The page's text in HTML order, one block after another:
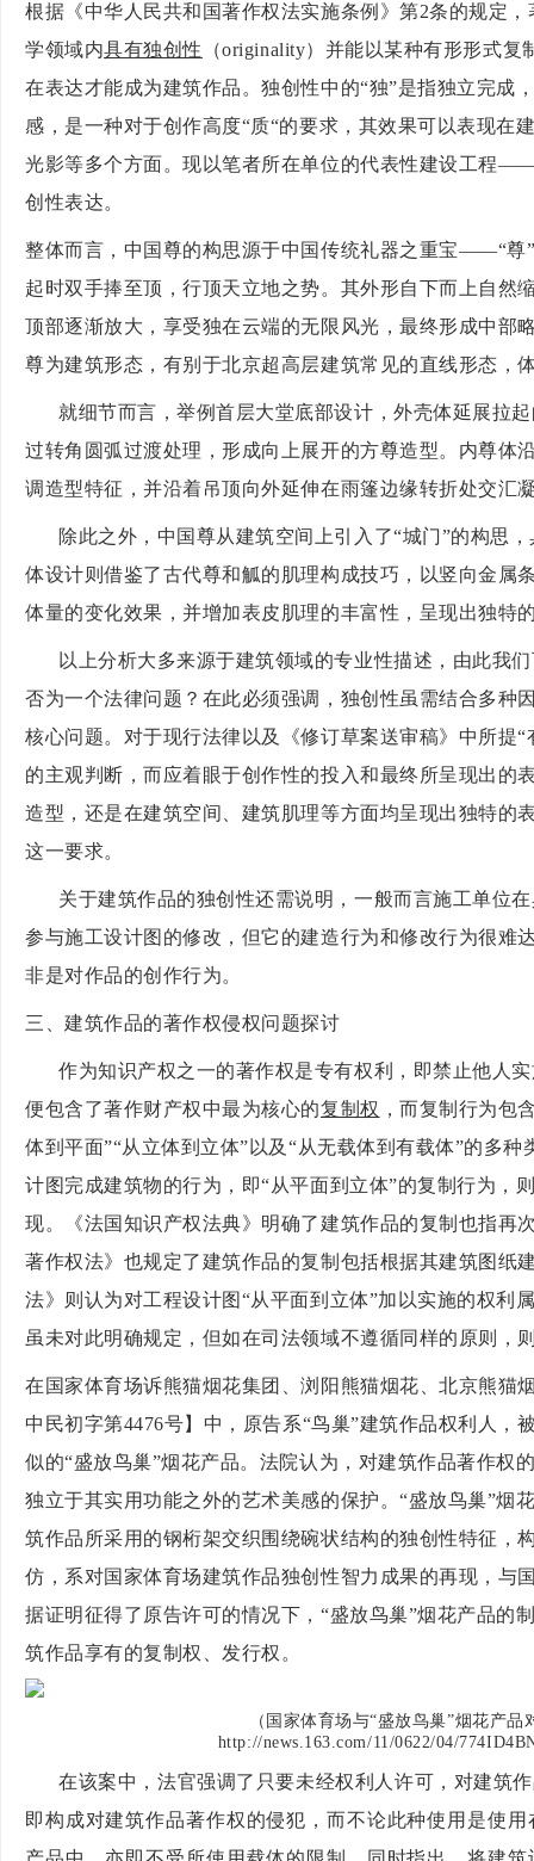
根据《中华人民共和国著作权法实施条例》第2条的规定
学领域内具有独创性 （originality）并能以某种有形形式复
在表达才能成为建筑作品。独创性中的“独”是指独立完成
感，是一种对于创作高度“质“的要求，其效果可以表现在
光影等多个方面。现以笔者所在单位的代表性建设工程
创性表达。
整体而言，中国尊的构思源于中国传统礼器之重宝——“尊”
起时双手捧至顶，行顶天立地之势。其外形自下而上自然
顶部逐渐放大，享受独在云端的无限风光，最终形成中部
尊为建筑形态，有别于北京超高层建筑常见的直线形态，
就细节而言，举例首层大堂底部设计，外壳体延展拉
过转角圆弧过渡处理，形成向上展开的方尊造型。内尊体
调造型特征，并沿着吊顶向外延伸在雨篷边缘转折处交汇
除此之外，中国尊从建筑空间上引入了“城门”的构思
体设计则借鉴了古代尊和觚的肌理构成技巧，以竖向金属
体量的变化效果，并增加表皮肌理的丰富性，呈现出独特
以上分析大多来源于建筑领域的专业性描述，由此我
否为一个法律问题？在此必须强调，独创性虽需结合多种
核心问题。对于现行法律以及《修订草案送审稿》中所提“
的主观判断，而应着眼于创作性的投入和最终所呈现出的
造型，还是在建筑空间、建筑肌理等方面均呈现出独特的
这一要求。
关于建筑作品的独创性还需说明，一般而言施工单位
参与施工设计图的修改，但它的建造行为和修改行为很难
非是对作品的创作行为。
三、建筑作品的著作权侵权问题探讨
作为知识产权之一的著作权是专有权利，即禁止他人
便包含了著作财产权中最为核心的复制权 ，而复制行为包
体到平面”“从立体到立体”以及“从无载体到有载体”的多
计图完成建筑物的行为，即“从平面到立体”的复制行为，
现。《法国知识产权法典》明确了建筑作品的复制也指再
著作权法》也规定了建筑作品的复制包括根据其建筑图纸
法》则认为对工程设计图“从平面到立体”加以实施的权利
虽未对此明确规定，但如在司法领域不遵循同样的原则，
在国家体育场诉熊猫烟花集团、浏阳熊猫烟花、北京熊猫
中民初字第4476号】中，原告系“鸟巢”建筑作品权利人，
似的“盛放鸟巢”烟花产品。法院认为，对建筑作品著作权
独立于其实用功能之外的艺术美感的保护。“盛放鸟巢”烟
筑作品所采用的钢桁架交织围绕碗状结构的独创性特征，
仿，系对国家体育场建筑作品独创性智力成果的再现，与
据证明征得了原告许可的情况下，“盛放鸟巢”烟花产品的
筑作品享有的复制权、发行权。
（国家体育场与“盛放鸟巢”烟花产品
http://news.163.com/11/0622/04/
在该案中，法官强调了只要未经权利人许可，对建筑
即构成对建筑作品著作权的侵犯，而不论此种使用是使